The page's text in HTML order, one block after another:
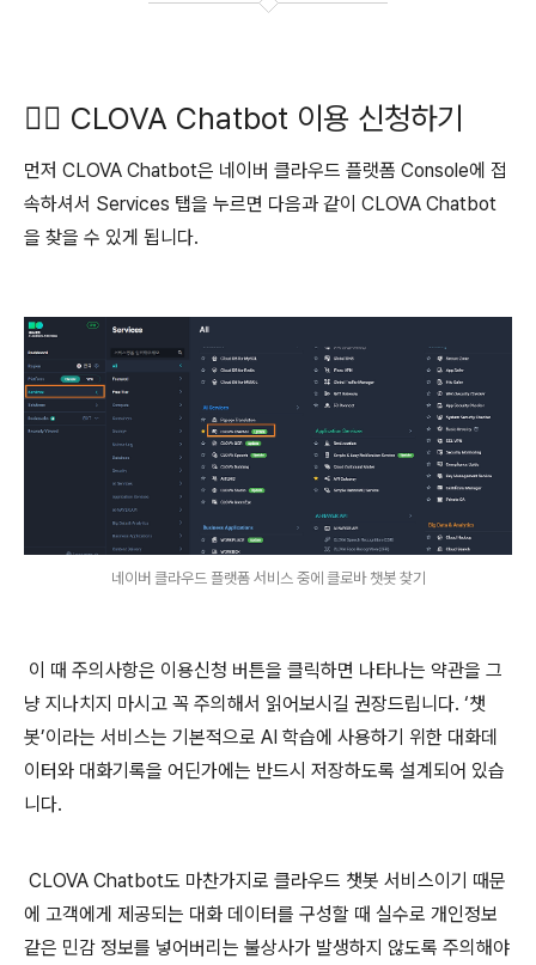
✍🏻 CLOVA Chatbot 이용 신청하기
먼저 CLOVA Chatbot은 네이버 클라우드 플랫폼 Console에 접
속하셔서 Services 탭을 누르면 다음과 같이 CLOVA Chatbot
을 찾을 수 있게 됩니다.
네이버 클라우드 플랫폼 서비스 중에 클로바 챗봇 찾기
이 때 주의사항은 이용신청 버튼을 클릭하면 나타나는 약관을 그
냥 지나치지 마시고 꼭 주의해서 읽어보시길 권장드립니다. ‘챗
봇’이라는 서비스는 기본적으로 AI 학습에 사용하기 위한 대화데
이터와 대화기록을 어딘가에는 반드시 저장하도록 설계되어 있습
니다.
CLOVA Chatbot도 마찬가지로 클라우드 챗봇 서비스이기 때문
에 고객에게 제공되는 대화 데이터를 구성할 때 실수로 개인정보
같은 민감 정보를 넣어버리는 불상사가 발생하지 않도록 주의해야